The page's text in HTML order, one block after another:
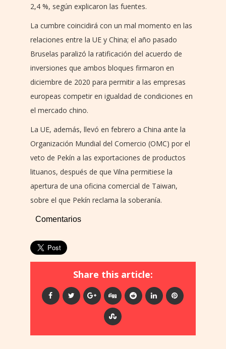
2,4 %, según explicaron las fuentes.
La cumbre coincidirá con un mal momento en las
relaciones entre la UE y China; el año pasado
Bruselas paralizó la ratificación del acuerdo de
inversiones que ambos bloques firmaron en
diciembre de 2020 para permitir a las empresas
europeas competir en igualdad de condiciones en
el mercado chino.
La UE, además, llevó en febrero a China ante la
Organización Mundial del Comercio (OMC) por el
veto de Pekín a las exportaciones de productos
lituanos, después de que Vilna permitiese la
apertura de una oficina comercial de Taiwan,
sobre el que Pekín reclama la soberanía.
Comentarios
Share this article: